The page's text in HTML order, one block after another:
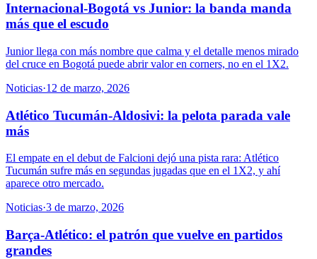
Internacional-Bogotá vs Junior: la banda manda
más que el escudo
Junior llega con más nombre que calma y el detalle menos mirado
del cruce en Bogotá puede abrir valor en corners, no en el 1X2.
Noticias·12 de marzo, 2026
Atlético Tucumán-Aldosivi: la pelota parada vale
más
El empate en el debut de Falcioni dejó una pista rara: Atlético
Tucumán sufre más en segundas jugadas que en el 1X2, y ahí
aparece otro mercado.
Noticias·3 de marzo, 2026
Barça-Atlético: el patrón que vuelve en partidos
grandes